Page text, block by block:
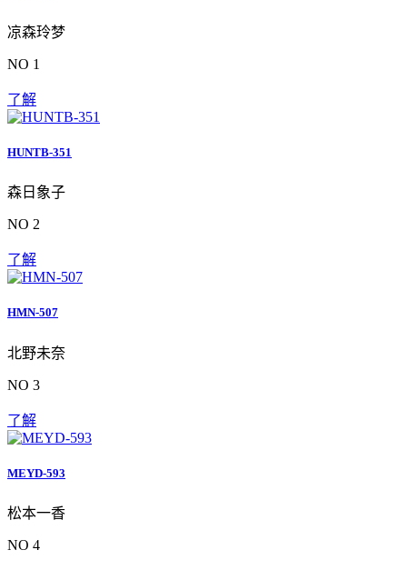
凉森玲梦
NO 1
了解
HUNTB-351
森日象子
NO 2
了解
HMN-507
北野未奈
NO 3
了解
MEYD-593
松本一香
NO 4